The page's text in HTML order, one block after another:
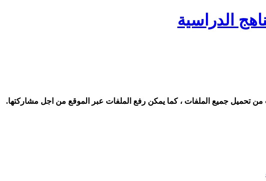
الدراسية
تحميل جميع الملفات ، كما يمكن رفع الملفات عبر الموقع من اجل مشاركتها.